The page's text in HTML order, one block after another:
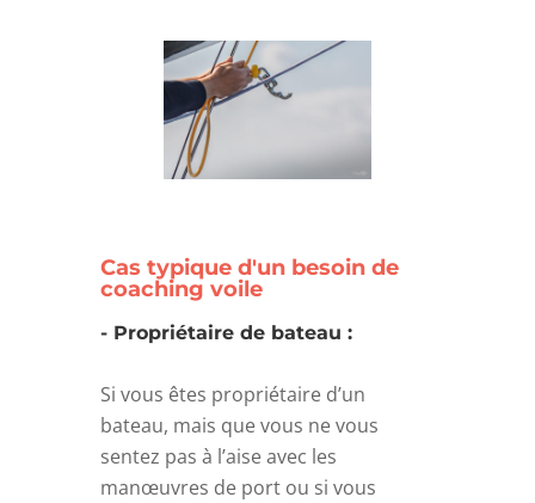
Cas typique d'un besoin de
coaching voile
- Propriétaire de bateau :
Si vous êtes propriétaire d’un
bateau, mais que vous ne vous
sentez pas à l’aise avec les
manœuvres de port ou si vous